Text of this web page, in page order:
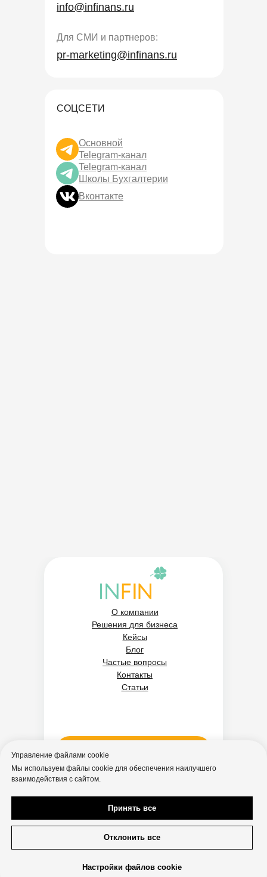
СОЦСЕТИ
Для СМИ и партнеров:
pr-marketing@infinans.ru
info@infinans.ru
Основной
Telegram-канал
Telegram-канал
Школы Бухгалтерии
Вконтакте
О компании
Решения для бизнеса
Кейсы
Блог
Частые вопросы
Контакты
Статьи
Политика
Управление файлами cookie
Мы используем файлы cookie для обеспечения наилучшего
взаимодействия с сайтом.
Принять все
Отклонить все
Настройки файлов cookie